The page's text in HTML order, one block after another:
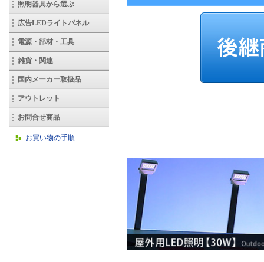
照明器具から選ぶ
広告LEDライトパネル
電源・部材・工具
雑貨・関連
国内メーカー取扱品
アウトレット
お問合せ商品
お買い物の手順